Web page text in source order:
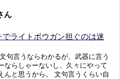
ん
でライトボウガン担ぐのは迷
句言うならわかるが、武器に言う
ならしゃーないし、久々にやって
んと思うから。 文句言うくらい自